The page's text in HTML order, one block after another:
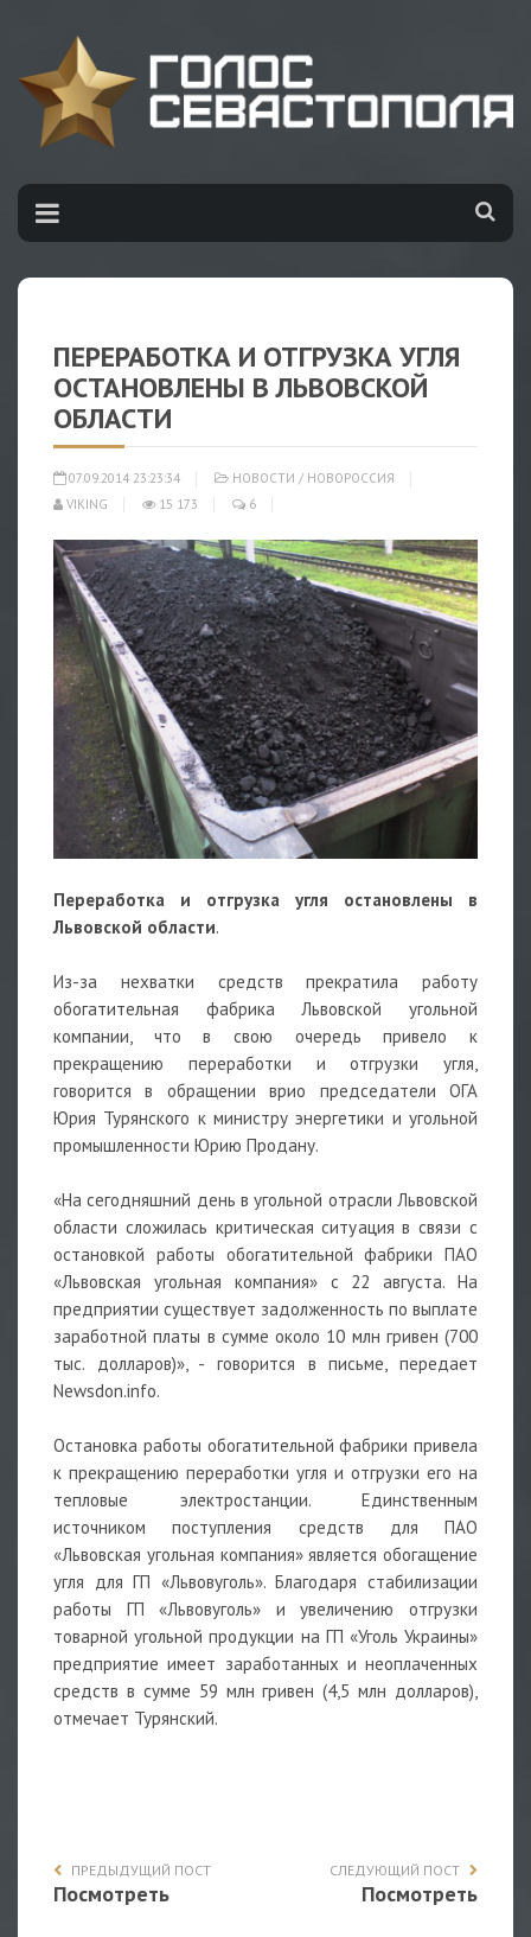
ПЕРЕРАБОТКА И ОТГРУЗКА УГЛЯ
ОСТАНОВЛЕНЫ В ЛЬВОВСКОЙ
ОБЛАСТИ
07.09.2014 23:23:34 НОВОСТИ / НОВОРОССИЯ
VIKING
15 173 6
Переработка и отгрузка угля остановлены в
Львовской области.
Из-за нехватки средств прекратила работу
обогатительная фабрика Львовской угольной
компании, что в свою очередь привело к
прекращению переработки и отгрузки угля,
говорится в обращении врио председатели ОГА
Юрия Турянского к министру энергетики и угольной
промышленности Юрию Продану.
«На сегодняшний день в угольной отрасли Львовской
области сложилась критическая ситуация в связи с
остановкой работы обогатительной фабрики ПАО
«Львовская угольная компания» с 22 августа. На
предприятии существует задолженность по выплате
заработной платы в сумме около 10 млн гривен (700
тыс. долларов)», - говорится в письме, передает
Newsdon.info.
Остановка работы обогатительной фабрики привела
к прекращению переработки угля и отгрузки его на
тепловые электростанции. Единственным
источником поступления средств для ПАО
«Львовская угольная компания» является обогащение
угля для ГП «Львовуголь». Благодаря стабилизации
работы ГП «Львовуголь» и увеличению отгрузки
товарной угольной продукции на ГП «Уголь Украины»
предприятие имеет заработанных и неоплаченных
средств в сумме 59 млн гривен (4,5 млн долларов),
отмечает Турянский.
ПРЕДЫДУЩИЙ ПОСТ
Посмотреть
СЛЕДУЮЩИЙ ПОСТ
Посмотреть